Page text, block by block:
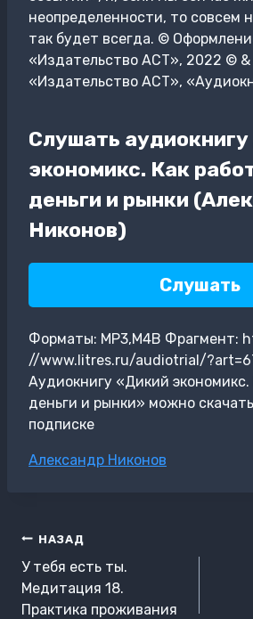
неопределенности, то совсем
так будет всегда. ©
«Издательство АСТ», 2022 ©
«Издательство АСТ»,
Слушать
экономикс. Как
деньги и рынки
Никонов)
Слушать
Форматы: MP3,M4B Фрагмент:
//www.litres.ru/audiotrial/
Аудиокнигу «Дикий
деньги и рынки» можно
подписке
Метки
Александр Никонов
Навигация
по
записям
НАЗАД
У тебя есть ты.
Медитация 18.
Практика проживания